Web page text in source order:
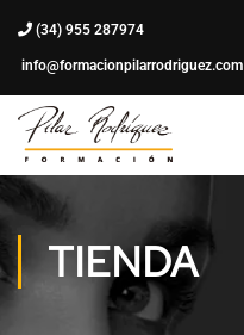
(34) 955 287974
info@formacionpilarrodriguez.com
TIENDA